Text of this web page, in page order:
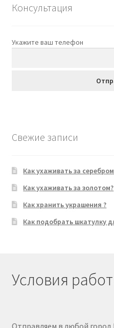
Консультация
Укажите ваш телефон
Свежие записи
Как ухаживать за
Как ухаживать за золотом?
Как хранить украшения ?
Как подобрать шкатулку
Условия